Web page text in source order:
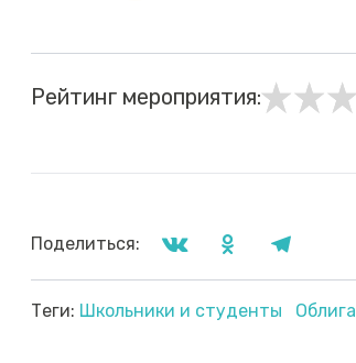
Рейтинг мероприятия:
Поделиться:
Теги: Школьники и студенты